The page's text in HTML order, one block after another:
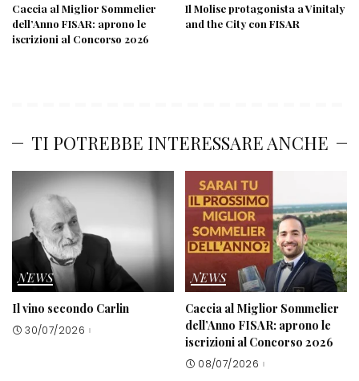
Caccia al Miglior Sommelier
dell’Anno FISAR: aprono le
iscrizioni al Concorso 2026
Il Molise protagonista a Vinitaly
and the City con FISAR
TI POTREBBE INTERESSARE ANCHE
NEWS
Il vino secondo Carlin
30/07/2026
NEWS
Caccia al Miglior Sommelier
dell’Anno FISAR: aprono le
iscrizioni al Concorso 2026
08/07/2026